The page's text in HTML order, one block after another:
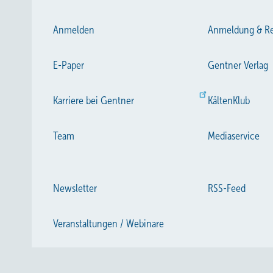
Anmelden Anmeldung &
E-Paper Gentner Verlag
Karriere bei Gentner KältenKlub
Team Mediaservice
Newsletter RSS-Feed
Veranstaltungen / Webinare